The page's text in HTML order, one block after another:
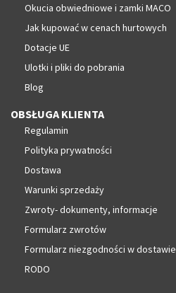
Okucia obwiedniowe i zamki MACO
Jak kupować w cenach hurtowych
Dotacje UE
Ulotki i pliki do pobrania
Blog
OBSŁUGA KLIENTA
Regulamin
Polityka prywatności
Dostawa
Warunki sprzedaży
Zwroty- dokumenty, informacje
Formularz zwrotów
Formularz niezgodności w dostawie
RODO